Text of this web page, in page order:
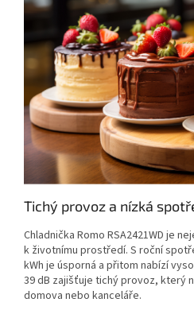
Tichý provoz a nízká
Chladnička Romo RSA2421WD je
k životnímu prostředí. S roční
kWh je úsporná a přitom nabízí
39 dB zajišťuje tichý provoz, který
domova nebo kanceláře.